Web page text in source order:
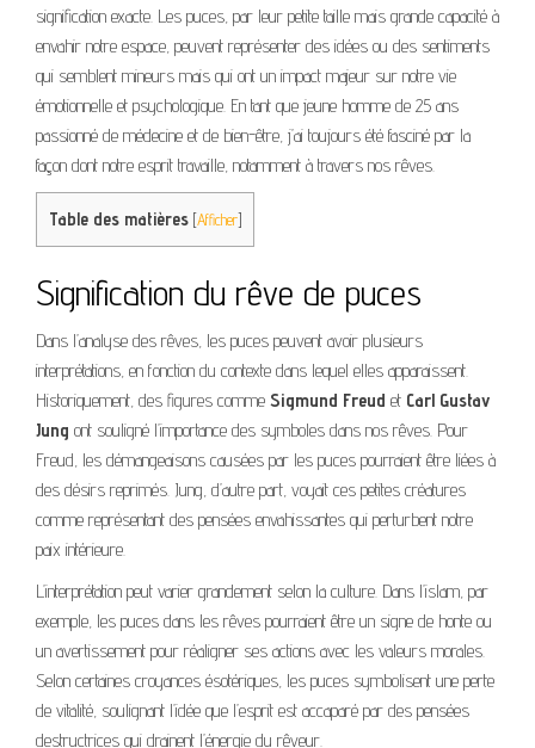
signification exacte. Les puces, par leur petite taille mais grande capacité à
envahir notre espace, peuvent représenter des idées ou des sentiments
qui semblent mineurs mais qui ont un impact majeur sur notre vie
émotionnelle et psychologique. En tant que jeune homme de 25 ans
passionné de médecine et de bien-être, j’ai toujours été fasciné par la
façon dont notre esprit travaille, notamment à travers nos rêves.
Table des matières [Afficher]
Signification du rêve de puces
Dans l’analyse des rêves, les puces peuvent avoir plusieurs
interprétations, en fonction du contexte dans lequel elles apparaissent.
Historiquement, des figures comme Sigmund Freud et Carl Gustav
Jung ont souligné l’importance des symboles dans nos rêves. Pour
Freud, les démangeaisons causées par les puces pourraient être liées à
des désirs reprimés. Jung, d’autre part, voyait ces petites créatures
comme représentant des pensées envahissantes qui perturbent notre
paix intérieure.
L’interprétation peut varier grandement selon la culture. Dans l’islam, par
exemple, les puces dans les rêves pourraient être un signe de honte ou
un avertissement pour réaligner ses actions avec les valeurs morales.
Selon certaines croyances ésotériques, les puces symbolisent une perte
de vitalité, soulignant l’idée que l’esprit est accaparé par des pensées
destructrices qui drainent l’énergie du rêveur.